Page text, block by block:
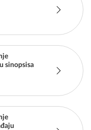
sinopsisa